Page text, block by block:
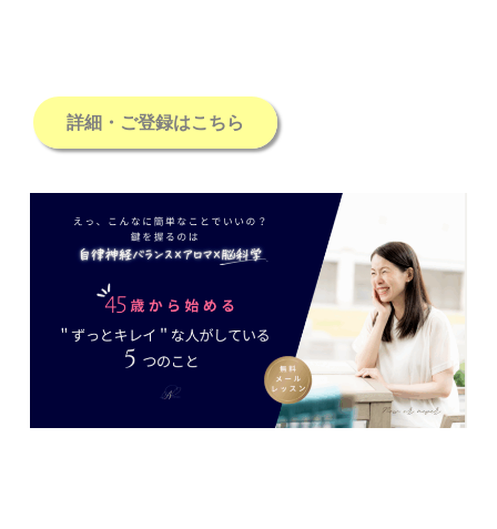
詳細・ご登録はこちら